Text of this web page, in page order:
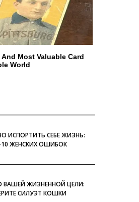
Most Valuable Card
World
ИСПОРТИТЬ СЕБЕ ЖИЗНЬ:
ЖЕНСКИХ ОШИБОК
ВАШЕЙ ЖИЗНЕННОЙ ЦЕЛИ:
СИЛУЭТ КОШКИ